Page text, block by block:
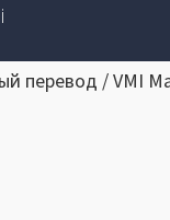
перевод / VMI